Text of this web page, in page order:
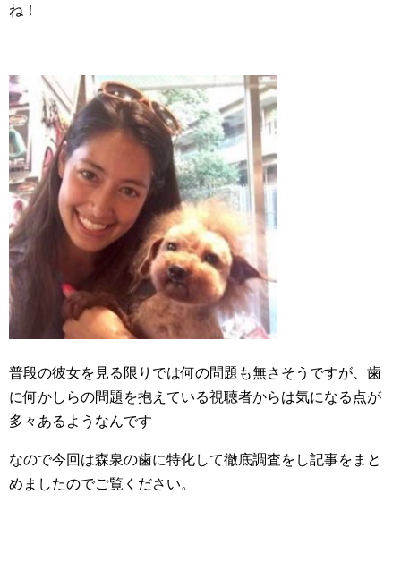
ね！
普段の彼女を見る限りでは何の問題も無さそうですが、歯
に何かしらの問題を抱えている視聴者からは気になる点が
多々あるようなんです
なので今回は森泉の歯に特化して徹底調査をし記事をまと
めましたのでご覧ください。